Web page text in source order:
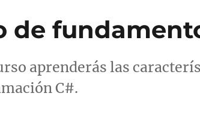
de
aprenderás las
C#.